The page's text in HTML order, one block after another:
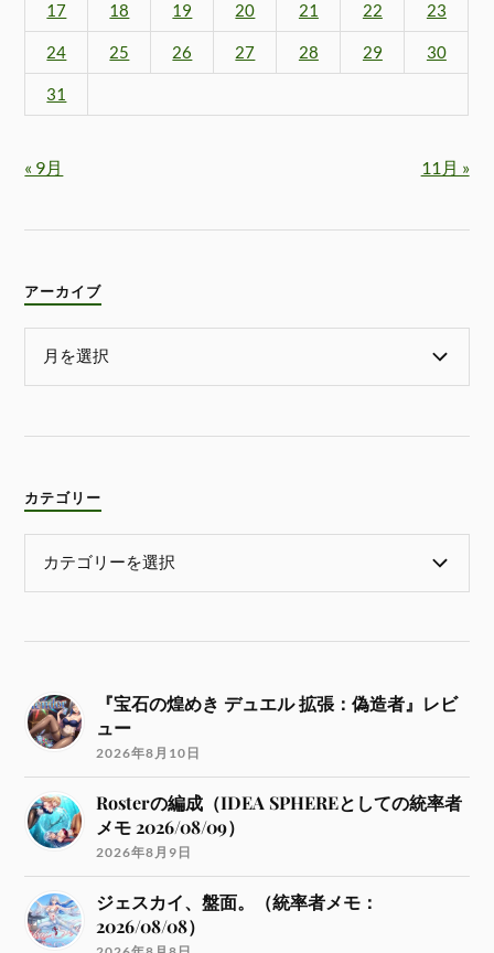
17 18 19 20 21 22 23
24 25 26 27 28 29 30
31
« 9月 11月 »
アーカイブ
カテゴリー
『宝石の煌めき デュエル 拡張：偽造者』レビ
ュー
2026年8月10日
Rosterの編成（IDEA SPHEREとしての統率者
メモ 2026/08/09）
2026年8月9日
ジェスカイ、盤面。（統率者メモ：
2026/08/08）